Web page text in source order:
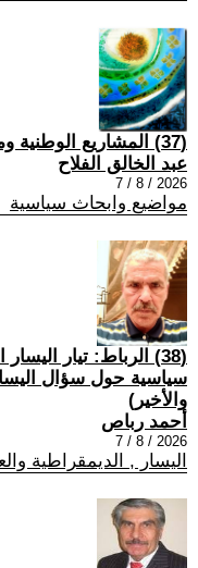
(37) المشاريع الوطنية ومظاهر السيادة
عبد الخالق الفلاح
2026 / 8 / 7
مواضيع وابحاث سياسية
(38) الرباط: تيار
سياسية حول سؤال
والأخير)
أحمد رباص
2026 / 8 / 7
اليسار , الديمقراطية